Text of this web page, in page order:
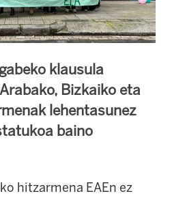
klausula
Bizkaiko eta
lehentasunez
baino
hitzarmena EAEn ez